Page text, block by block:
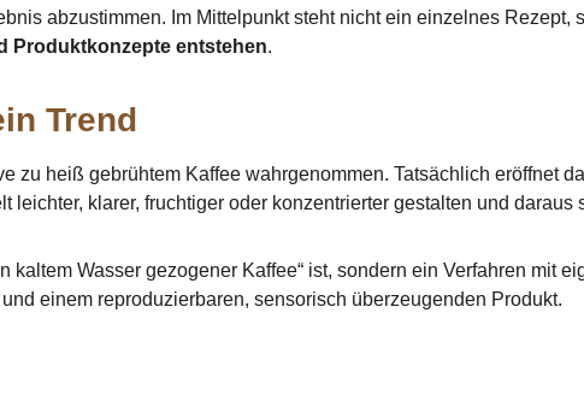
abzustimmen. Im Mittelpunkt steht nicht ein einzelnes Rezept,
Produktkonzepte entstehen.
Trend
zu heiß gebrühtem Kaffee wahrgenommen. Tatsächlich eröffnet
leichter, klarer, fruchtiger oder konzentrierter gestalten und
kaltem Wasser gezogener Kaffee“ ist, sondern ein Verfahren mit
einem reproduzierbaren, sensorisch überzeugenden Produkt.